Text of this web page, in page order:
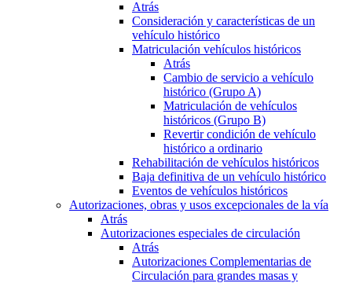
Atrás
Consideración y características de un
vehículo histórico
Matriculación vehículos históricos
Atrás
Cambio de servicio a vehículo
histórico (Grupo A)
Matriculación de vehículos
históricos (Grupo B)
Revertir condición de vehículo
histórico a ordinario
Rehabilitación de vehículos históricos
Baja definitiva de un vehículo histórico
Eventos de vehículos históricos
Autorizaciones, obras y usos excepcionales de la vía
Atrás
Autorizaciones especiales de circulación
Atrás
Autorizaciones Complementarias de
Circulación para grandes masas y